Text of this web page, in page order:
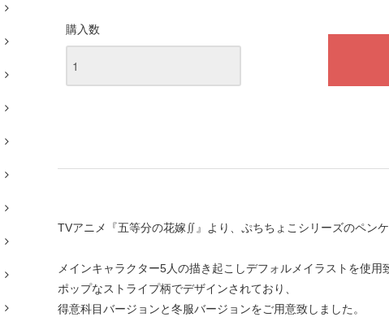
購入数
TVアニメ『五等分の花嫁∬』より、ぷちちょこシリーズのペン
メインキャラクター5人の描き起こしデフォルメイラストを使用
ポップなストライプ柄でデザインされており、
得意科目バージョンと冬服バージョンをご用意致しました。